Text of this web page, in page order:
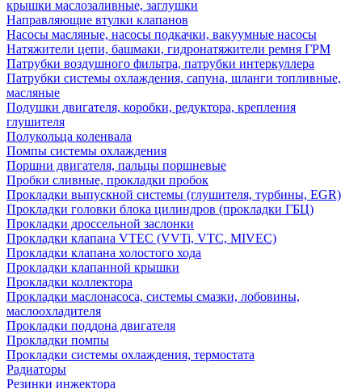
крышки маслозаливные, заглушки
Направляющие втулки клапанов
Насосы масляные, насосы подкачки, вакуумные насосы
Натяжители цепи, башмаки, гидронатяжители ремня ГРМ
Патрубки воздушного фильтра, патрубки интеркуллера
Патрубки системы охлаждения, сапуна, шланги топливные,
масляные
Подушки двигателя, коробки, редуктора, крепления
глушителя
Полукольца коленвала
Помпы системы охлаждения
Поршни двигателя, пальцы поршневые
Пробки сливные, прокладки пробок
Прокладки выпускной системы (глушителя, турбины, EGR)
Прокладки головки блока цилиндров (прокладки ГБЦ)
Прокладки дроссельной заслонки
Прокладки клапана VTEC (VVTi, VTC, MIVEC)
Прокладки клапана холостого хода
Прокладки клапанной крышки
Прокладки коллектора
Прокладки маслонасоса, системы смазки, лобовины,
маслоохладителя
Прокладки поддона двигателя
Прокладки помпы
Прокладки системы охлаждения, термостата
Радиаторы
Резинки инжектора